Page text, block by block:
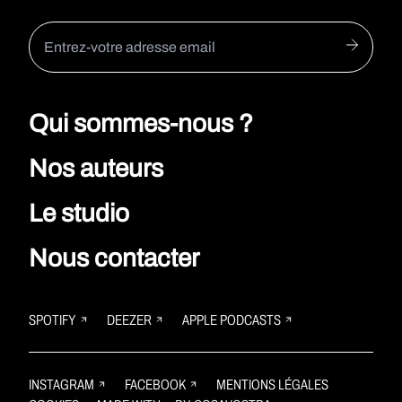
Qui sommes-nous ?
Nos auteurs
Le studio
Nous contacter
SPOTIFY DEEZER APPLE PODCASTS
INSTAGRAM FACEBOOK
MENTIONS LÉGALES